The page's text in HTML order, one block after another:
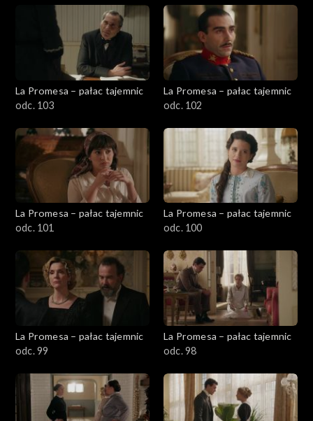
La Promesa – pałac tajemnic
odc. 103
La Promesa – pałac tajemnic
odc. 102
La Promesa – pałac tajemnic
odc. 101
La Promesa – pałac tajemnic
odc. 100
La Promesa – pałac tajemnic
odc. 99
La Promesa – pałac tajemnic
odc. 98